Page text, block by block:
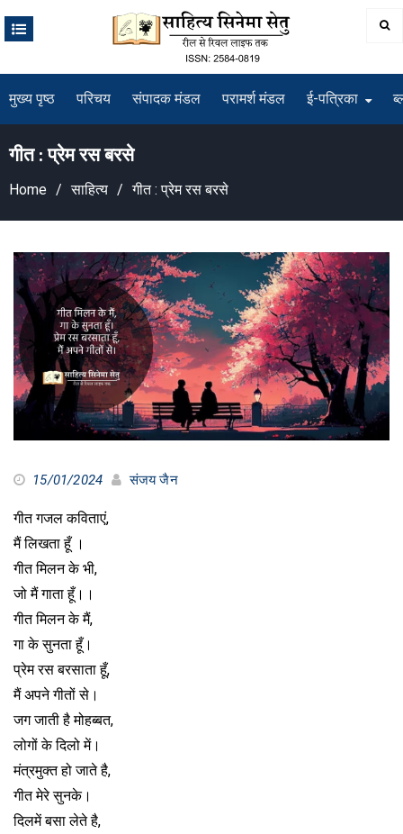
मुख्य पृष्ठ परिचय संपादक मंडल परामर्श मंडल ई-पत्रिका
गीत : प्रेम रस बरसे
Home साहित्य गीत : प्रेम रस बरसे
15/01/2024 संजय जैन
गीत गजल कविताएं,
मैं लिखता हूँ ।
गीत मिलन के भी,
जो मैं गाता हूँ।।
गीत मिलन के मैं,
गा के सुनता हूँ।
प्रेम रस बरसाता हूँ,
मैं अपने गीतों से।
जग जाती है मोहब्बत,
लोगों के दिलो में।
मंत्रमुक्त हो जाते है,
गीत मेरे सुनके।
दिलमें बसा लेते है,